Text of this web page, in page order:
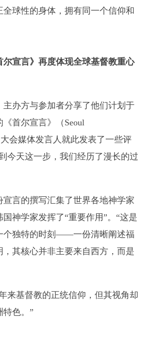
球性的身体，拥有同一个信仰和
尔宣言》再度体现全球基督教重心
主办方与参加者分享了他们计划于
首尔宣言》（Seoul
会媒体发言人就此发表了一些评
今天这一步，我们经历了漫长的过
宣言的撰写汇集了世界各地神学家
神学家发挥了“重要作用”。“这是
个独特的时刻——一份清晰阐述福
，其核心并非主要来自西方，而是
来基督教的正统信仰，但其视角却
特色。”